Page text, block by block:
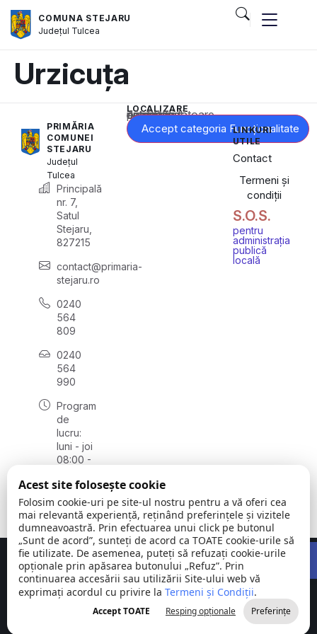
COMUNA STEJARU
Județul Tulcea
Urzicuța
PRIMĂRIA
COMUNEI
STEJARU
Județul
Tulcea
Principală
nr. 7,
Satul
Stejaru,
827215
contact@primaria-
stejaru.ro
0240
564
809
0240
564
990
Program
de
lucru:
luni - joi
08:00 -
vineri
08:00 -
14:00
LOCALIZARE
Acest conținut este blocat până când acceptați categoria corespunzătoare de cookie-uri.
Accept categoria Funcționalitate
LINKURI
UTILE
Contact
Termeni și
condiții
S.O.S.
pentru
administrația
publică
locală
Comuna
Stejaru |
județul Tulcea
©
2026
Toate
drepturile
rezervate
Concept realizat deBig Media Relații Publice SRL
Acest site folosește cookie
Folosim cookie-uri pe site-ul nostru pentru a vă oferi cea
mai relevantă experiență, reținând preferințele și vizitele
dumneavoastră. Prin efectuarea unui click pe butonul
„Sunt de acord”, sunteți de acord ca TOATE cookie-urile să
fie utilizate. De asemenea, puteți să refuzați cookie-urile
opționale prin apăsarea butonului „Refuz”. Prin
continuarea accesării sau utilizării Site-ului web vă
exprimați acordul cu privire la Termeni și Condiții.
Accept TOATE Resping opționale Preferințe